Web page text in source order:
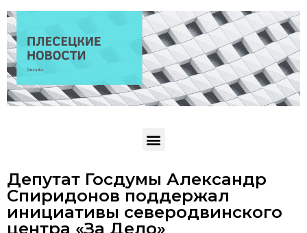
Депутат Госдумы Александр
Спиридонов поддержал
инициативы северодвинского
центра «За Дело»